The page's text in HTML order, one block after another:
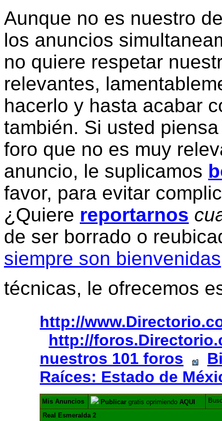
Aunque no es nuestro
los anuncios
no quiere respetar
relevantes,
hacerlo y hasta acabar
también. Si usted
foro que no es muy
anuncio, le suplicamos
favor, para evitar
¿Quiere reportarnos
de ser borrado o
siempre son bienvenidas
técnicas, le ofrecemos
http://
http://
nuestros 101 foros
Raíces: Estado de
Mis Anuncios Publicar gratis oprimiendoAQUI
Real Esmeralda 2